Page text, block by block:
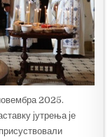
2025.
јутрења је